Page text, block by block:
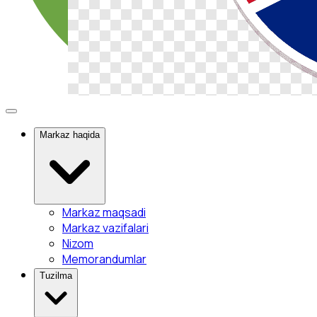
Markaz haqida
Markaz maqsadi
Markaz vazifalari
Nizom
Memorandumlar
Tuzilma